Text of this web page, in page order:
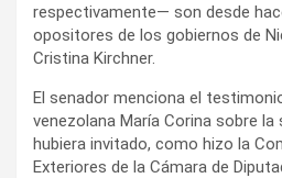
respectivamente— son desde
opositores de los gobiernos de
Cristina Kirchner.
El senador menciona el
venezolana María Corina sobre la
hubiera invitado, como hizo la
Exteriores de la Cámara de